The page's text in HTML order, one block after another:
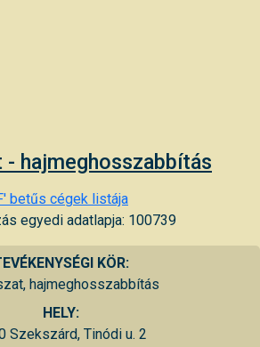
- hajmeghosszabbítás
betűs cégek listája
egyedi adatlapja: 100739
KÖR:
hajmeghosszabbítás
HELY:
Szekszárd, Tinódi u. 2